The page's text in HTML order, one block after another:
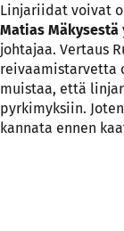
Linjariidat voivat
Matias Mäkysestä
johtajaa. Vertaus
reivaamistarvetta
muistaa, että
pyrkimyksiin.
kannata ennen